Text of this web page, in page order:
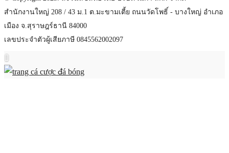
สำนักงานใหญ่ 208 / 43 ม.1 ต.มะขามเตี้ย ถนนวัดโพธิ์ - บางใหญ่ อำเภอ
เมือง จ.สุราษฎร์ธานี 84000
เลขประจำตัวผู้เสียภาษี 0845562002097